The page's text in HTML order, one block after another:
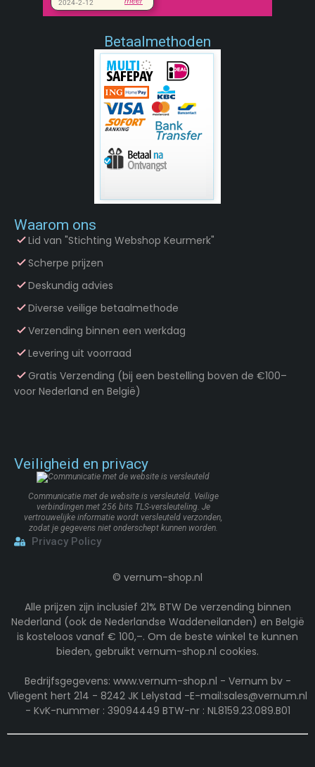
Betaalmethoden
Waarom ons
Lid van "Stichting Webshop Keurmerk"
Scherpe prijzen
Deskundig advies
Diverse veilige betaalmethode
Verzending binnen een werkdag
Levering uit voorraad
Gratis Verzending (bij een bestelling boven de €100–
voor Nederland en België)
Veiligheid en privacy
Communicatie met de website is versleuteld. Veilige
verbindingen met 256 bits TLS-versleuteling. Je
vertrouwelijke informatie wordt versleuteld verzonden,
zodat je gegevens niet onderschept kunnen worden.
Privacy Policy
© vernum-shop.nl
Alle prijzen zijn inclusief 21% BTW De verzending binnen
Nederland (ook de Nederlandse Waddeneilanden) en België
is kosteloos vanaf € 100,–. Om de beste winkel te kunnen
bieden, gebruikt vernum-shop.nl cookies.
Bedrijfsgegevens: www.vernum-shop.nl - Vernum bv -
Vliegent hert 214 - 8242 JK Lelystad -E-mail:sales@vernum.nl
- KvK-nummer : 39094449 BTW-nr : NL8159.23.089.B01